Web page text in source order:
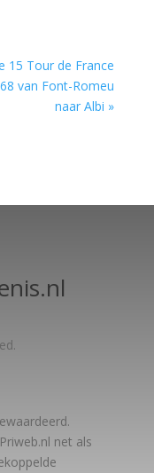
15 Tour de France
van Font-Romeu
naar Albi »
net als